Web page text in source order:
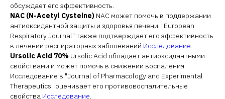
обсуждает его эффективность.
NAC (N-Acetyl Cysteine) NAC может помочь в поддержании
антиоксидантной защиты и здоровья печени. "European
Respiratory Journal" также подтверждает его эффективность
в лечении респираторных заболеваний Исследование
Ursolic Acid 70% Ursolic Acid обладает антиоксидантными
свойствами и может помочь в снижении воспаления.
Исследование в "Journal of Pharmacology and Experimental
Therapeutics" оценивает его противовоспалительные
свойства Исследование